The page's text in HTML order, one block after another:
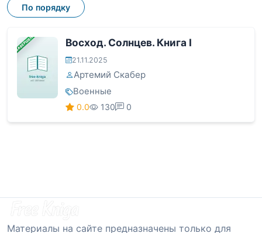
По порядку
ЗАВЕРШЕНА Восход. Солнцев. Книга I
21.11.2025
Артемий Скабер
Военные
0.0 130 0
Материалы на сайте предназначены только для